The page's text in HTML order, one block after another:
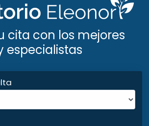
cita con los mejores
especialistas